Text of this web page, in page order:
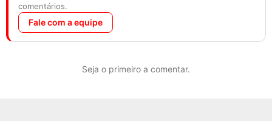
comentários.
Fale com a equipe
Seja o primeiro a comentar.